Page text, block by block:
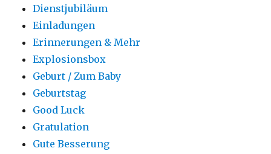
Dienstjubiläum
Einladungen
Erinnerungen & Mehr
Explosionsbox
Geburt / Zum Baby
Geburtstag
Good Luck
Gratulation
Gute Besserung